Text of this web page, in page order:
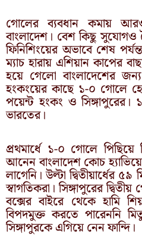
গোলের ব্যবধান কমায়
বাংলাদেশ। বেশ কিছু সুযোগও
ফিনিশিংয়ের অভাবে শেষ
ম্যাচ হারায় এশিয়ান কাপের
হয়ে গেলো বাংলাদেশের
হংকংয়ের কাছে ১-০ গোলে
পয়েন্ট হংকং ও
ভারতের।
প্রথমার্ধে ১-০ গোলে
আনেন বাংলাদেশ কোচ
লাগেনি। উল্টা দ্বিতীয়ার্ধের
স্বাগতিকরা। সিঙ্গাপুরের
বক্সের বাইরে থেকে হামি
বিপদমুক্ত করতে পারেননি
সিঙ্গাপুরকে এগিয়ে নেন ফান্দি।